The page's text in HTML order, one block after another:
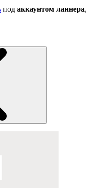
под аккаунтом ланнера,